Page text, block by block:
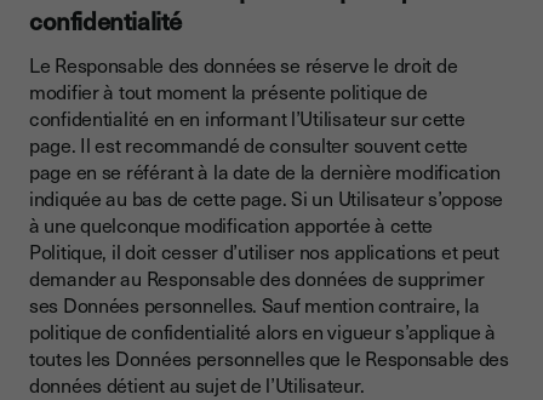
confidentialité
Le Responsable des données se réserve le droit de
modifier à tout moment la présente politique de
confidentialité en en informant l’Utilisateur sur cette
page. Il est recommandé de consulter souvent cette
page en se référant à la date de la dernière modification
indiquée au bas de cette page. Si un Utilisateur s’oppose
à une quelconque modification apportée à cette
Politique, il doit cesser d’utiliser nos applications et peut
demander au Responsable des données de supprimer
ses Données personnelles. Sauf mention contraire, la
politique de confidentialité alors en vigueur s’applique à
toutes les Données personnelles que le Responsable des
données détient au sujet de l’Utilisateur.